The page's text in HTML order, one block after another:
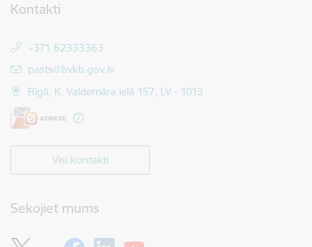
Kontakti
+371 62333363
E-pasts:
pasts@bvkb.gov.lv
Rīgā, K. Valdemāra ielā 157, LV - 1013
Visi kontakti
Sekojiet mums